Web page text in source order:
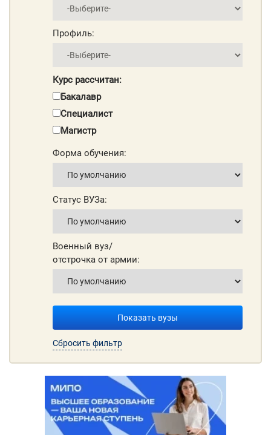
Профиль:
Курс рассчитан:
Бакалавр
Специалист
Магистр
Форма обучения:
Статус ВУЗа:
Военный вуз/
отстрочка от армии:
Показать вузы
Сбросить фильтр